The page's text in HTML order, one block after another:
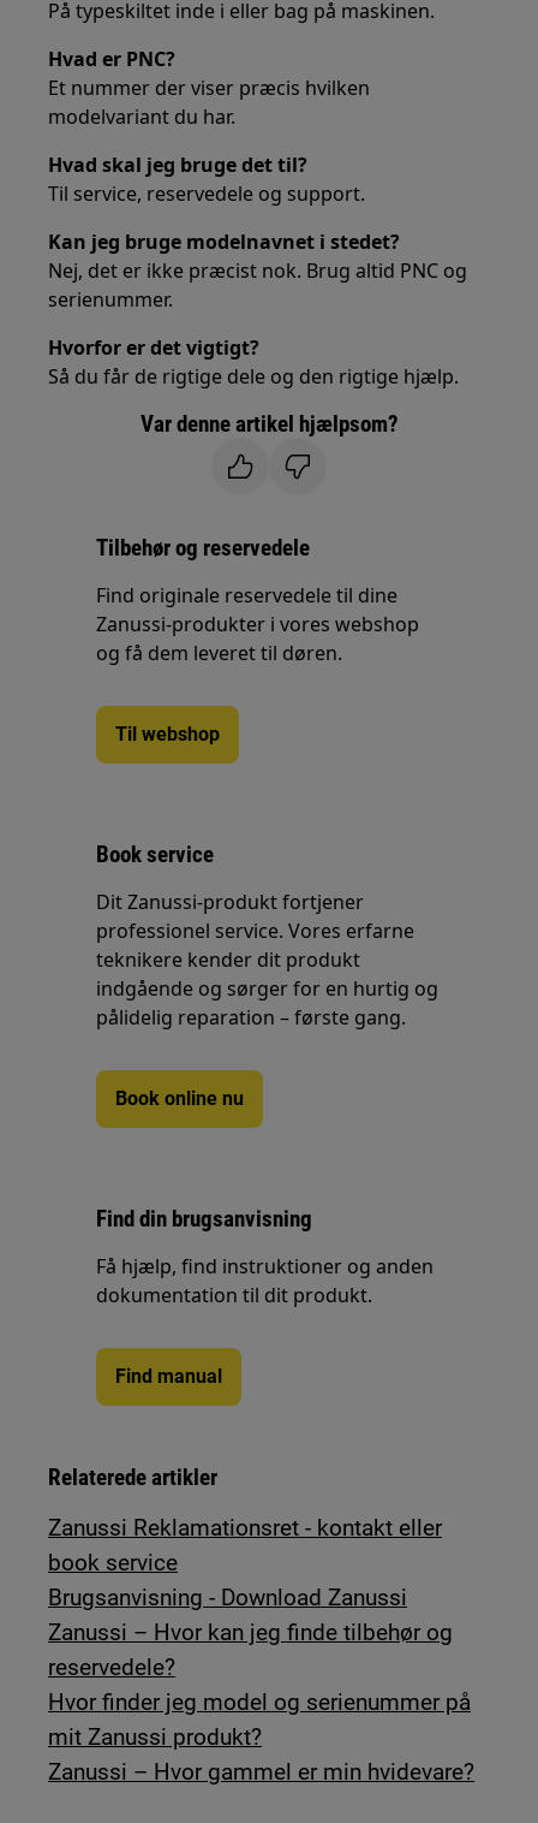
På typeskiltet inde i eller bag på maskinen.
Hvad er PNC?
Et nummer der viser præcis hvilken
modelvariant du har.
Hvad skal jeg bruge det til?
Til service, reservedele og support.
Kan jeg bruge modelnavnet i stedet?
Nej, det er ikke præcist nok. Brug altid PNC og
serienummer.
Hvorfor er det vigtigt?
Så du får de rigtige dele og den rigtige hjælp.
Var denne artikel hjælpsom?
Tilbehør og reservedele
Find originale reservedele til dine
Zanussi-produkter i vores webshop
og få dem leveret til døren.
Til webshop
Book service
Dit Zanussi-produkt fortjener
professionel service. Vores erfarne
teknikere kender dit produkt
indgående og sørger for en hurtig og
pålidelig reparation – første gang.
Book online nu
Find din brugsanvisning
Få hjælp, find instruktioner og anden
dokumentation til dit produkt.
Find manual
Relaterede artikler
Zanussi Reklamationsret - kontakt eller
book service
Brugsanvisning - Download Zanussi
Zanussi – Hvor kan jeg finde tilbehør og
reservedele?
Hvor finder jeg model og serienummer på
mit Zanussi produkt?
Zanussi – Hvor gammel er min hvidevare?